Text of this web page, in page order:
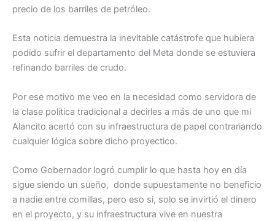
precio de los barriles de petróleo.
Esta noticia demuestra la inevitable catástrofe que hubiera
podido sufrir el departamento del Meta donde se estuviera
refinando barriles de crudo.
Por ese motivo me veo en la necesidad como servidora de
la clase política tradicional a decirles a más de uno que mi
Alancito acertó con su infraestructura de papel contrariando
cualquier lógica sobre dicho proyectico.
Como Gobernador logró cumplir lo que hasta hoy en día
sigue siendo un sueño, donde supuestamente no beneficio
a nadie entre comillas, pero eso si, solo se invirtió el dinero
en el proyecto, y su infraestructura vive en nuestra